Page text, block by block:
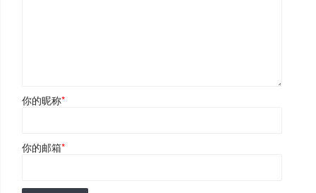
你的昵称*
你的邮箱*